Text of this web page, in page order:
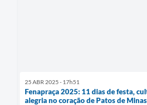
25 ABR 2025 - 17h51
Fenapraça 2025: 11 dias de festa,
alegria no coração de Patos de Minas